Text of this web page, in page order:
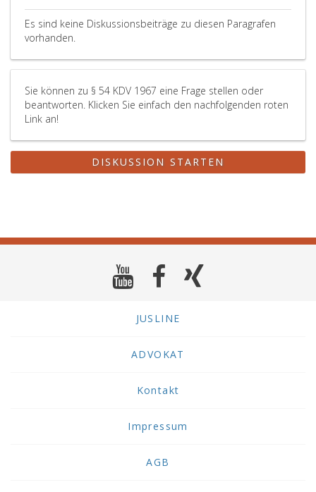
Es sind keine Diskussionsbeiträge zu diesen Paragrafen
vorhanden.
Sie können zu § 54 KDV 1967 eine Frage stellen oder
beantworten. Klicken Sie einfach den nachfolgenden roten
Link an!
DISKUSSION STARTEN
JUSLINE
ADVOKAT
Kontakt
Impressum
AGB